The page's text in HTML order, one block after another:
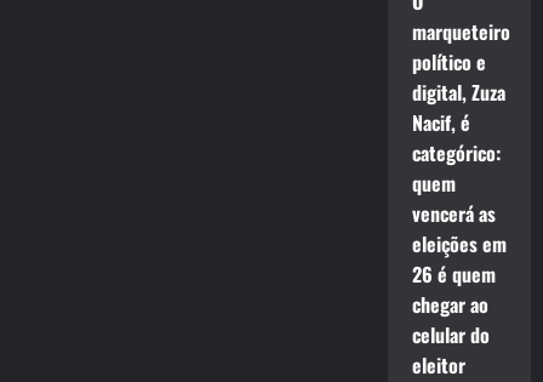
marqueteiro
político e
digital, Zuza
Nacif, é
categórico:
quem
vencerá as
eleições em
26 é quem
chegar ao
celular do
eleitor